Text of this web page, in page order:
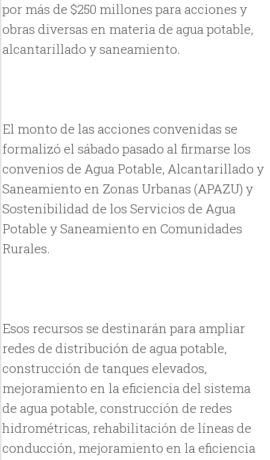
por más de $250 millones para acciones y
obras diversas en materia de agua potable,
alcantarillado y saneamiento.
El monto de las acciones convenidas se
formalizó el sábado pasado al firmarse los
convenios de Agua Potable, Alcantarillado y
Saneamiento en Zonas Urbanas (APAZU) y
Sostenibilidad de los Servicios de Agua
Potable y Saneamiento en Comunidades
Rurales.
Esos recursos se destinarán para ampliar
redes de distribución de agua potable,
construcción de tanques elevados,
mejoramiento en la eficiencia del sistema
de agua potable, construcción de redes
hidrométricas, rehabilitación de líneas de
conducción, mejoramiento en la eficiencia